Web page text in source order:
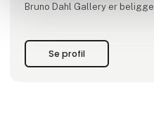
Bruno Dahl Gallery er
Se profil